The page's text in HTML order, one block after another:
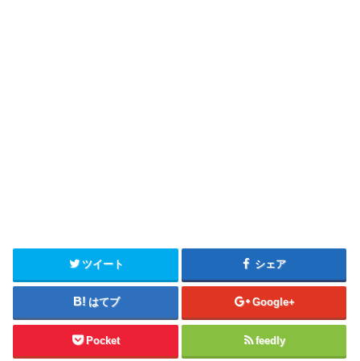
ツイート シェア
はてブ Google+
Pocket feedly